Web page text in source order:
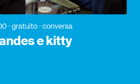
gratuito conversa
e kitty